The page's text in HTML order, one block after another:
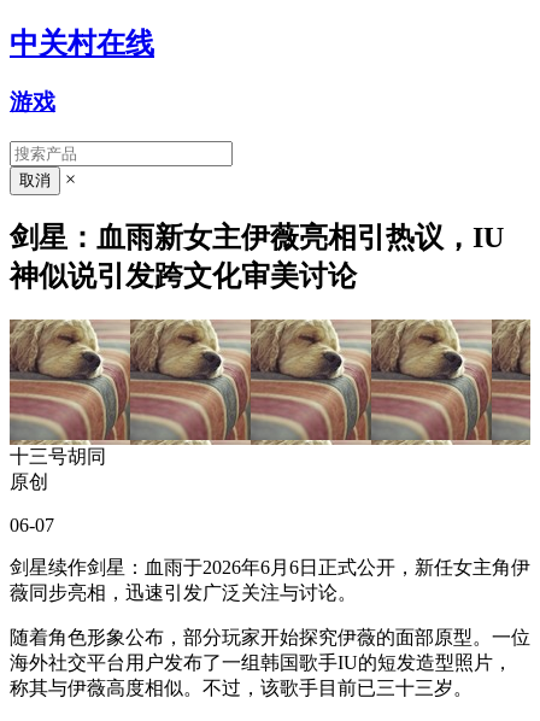
中关村在线
游戏
×
剑星：血雨新女主伊薇亮相引热议，IU
神似说引发跨文化审美讨论
十三号胡同
原创
06-07
剑星续作剑星：血雨于2026年6月6日正式公开，新任女主角伊
薇同步亮相，迅速引发广泛关注与讨论。
随着角色形象公布，部分玩家开始探究伊薇的面部原型。一位
海外社交平台用户发布了一组韩国歌手IU的短发造型照片，
称其与伊薇高度相似。不过，该歌手目前已三十三岁。